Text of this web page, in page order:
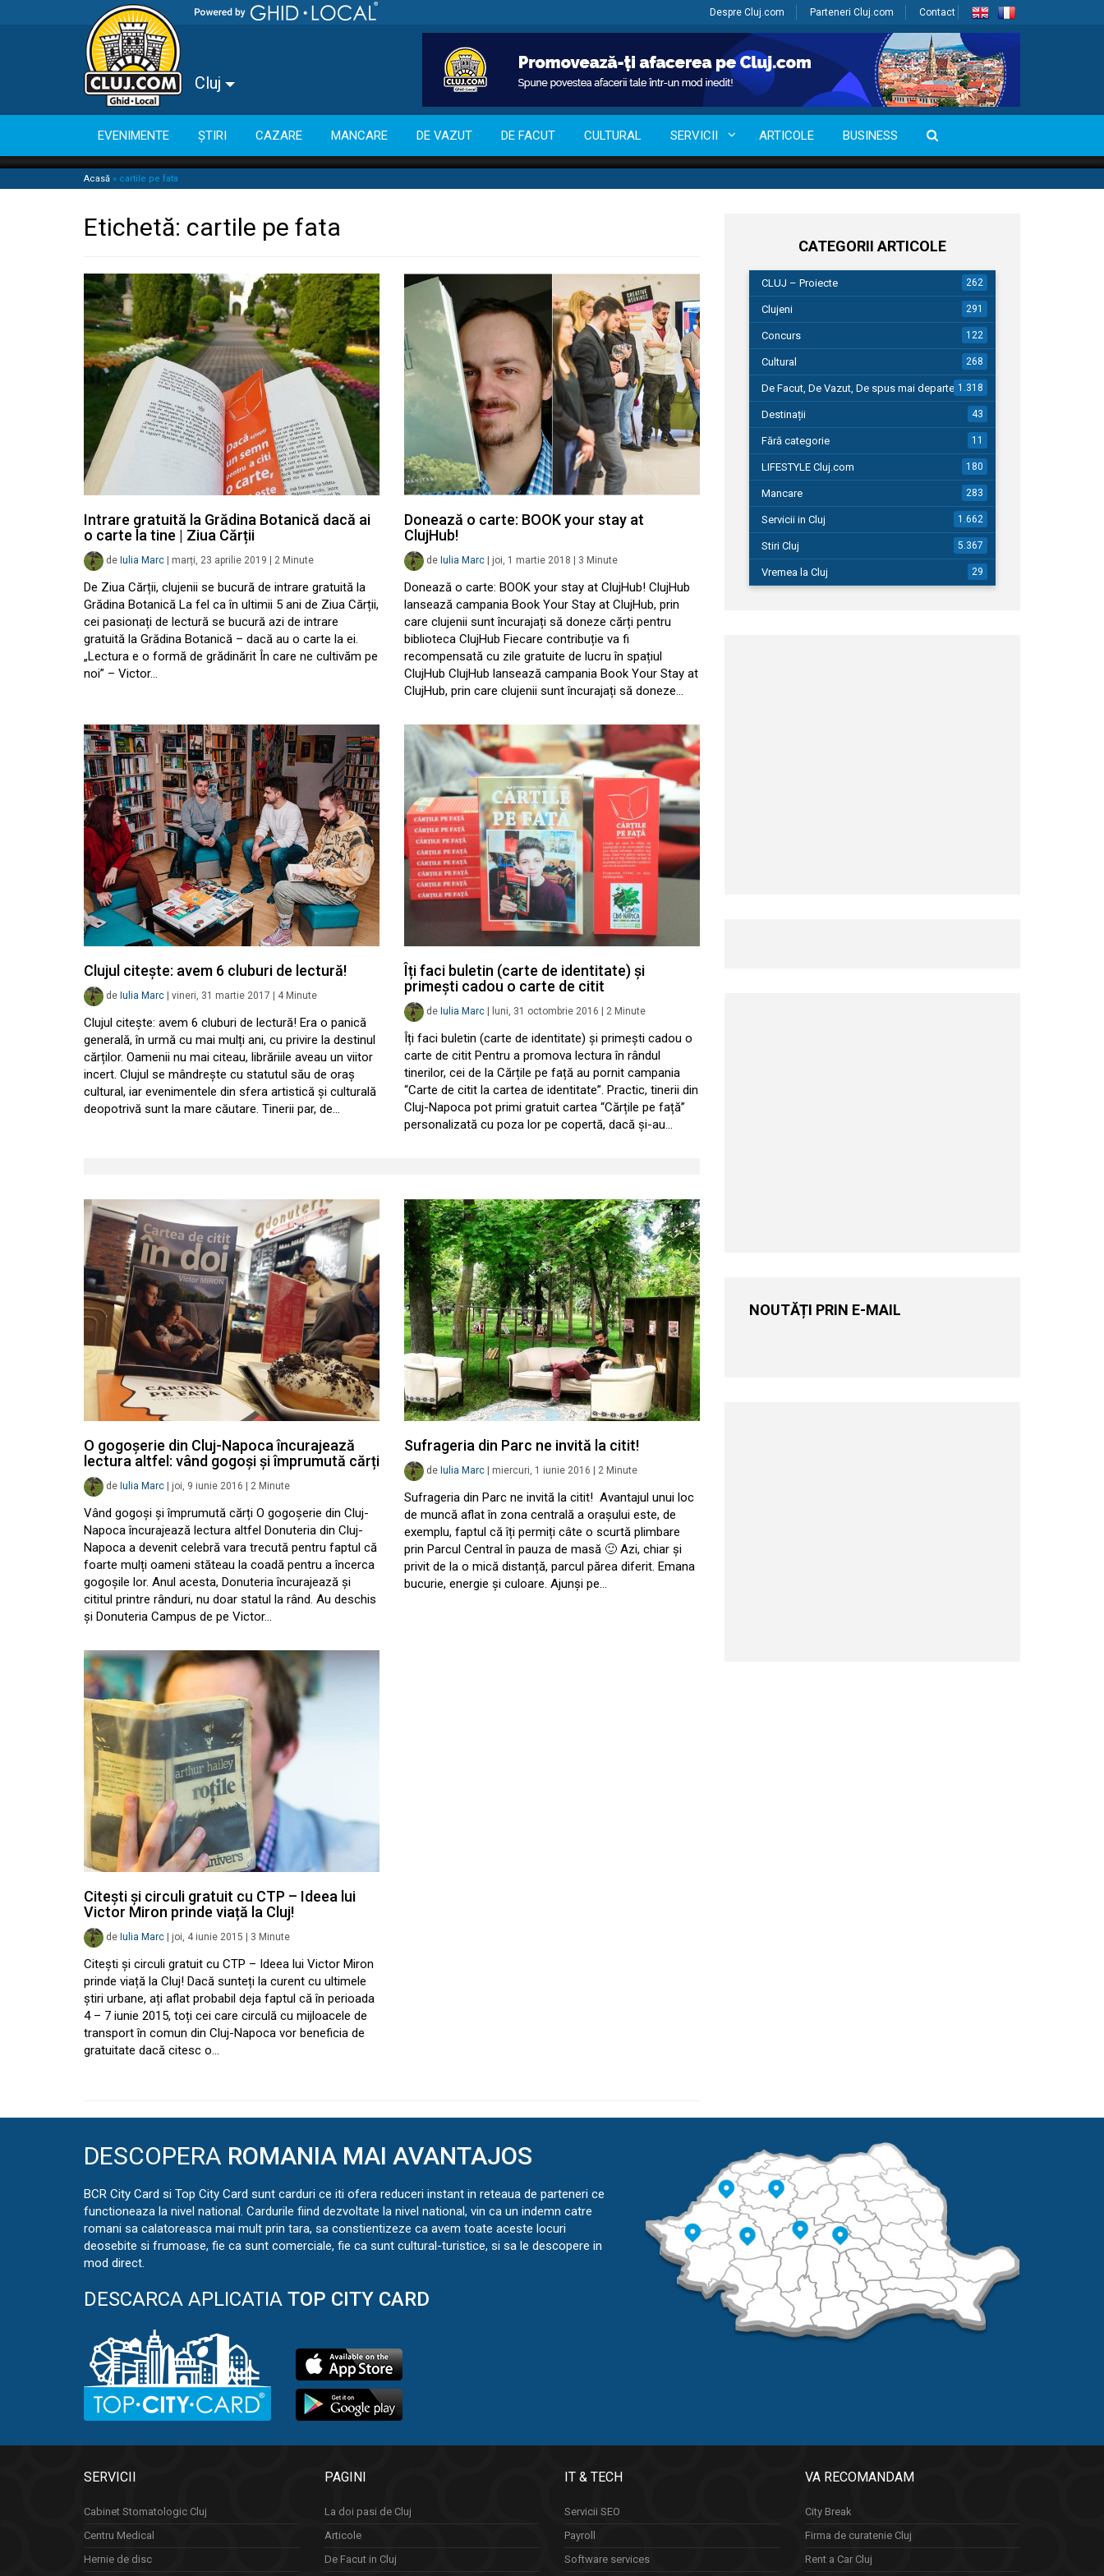
Despre Cluj.com Parteneri Cluj.com Contact
Cluj
EVENIMENTE ȘTIRI CAZARE MANCARE DE VAZUT DE FACUT CULTURAL SERVICII ARTICOLE BUSINESS
Acasă » cartile pe fata
Etichetă: cartile pe fata
Intrare gratuită la Grădina Botanică dacă ai
o carte la tine | Ziua Cărții
de Iulia Marc marți, 23 aprilie 2019 2 Minute
De Ziua Cărții, clujenii se bucură de intrare gratuită la
Grădina Botanică La fel ca în ultimii 5 ani de Ziua Cărții,
cei pasionați de lectură se bucură azi de intrare
gratuită la Grădina Botanică – dacă au o carte la ei.
„Lectura e o formă de grădinărit În care ne cultivăm pe
noi” – Victor…
Donează o carte: BOOK your stay at
ClujHub!
de Iulia Marc joi, 1 martie 2018 3 Minute
Donează o carte: BOOK your stay at ClujHub! ClujHub
lansează campania Book Your Stay at ClujHub, prin
care clujenii sunt încurajați să doneze cărți pentru
biblioteca ClujHub Fiecare contribuție va fi
recompensată cu zile gratuite de lucru în spațiul
ClujHub ClujHub lansează campania Book Your Stay at
ClujHub, prin care clujenii sunt încurajați să doneze…
Clujul citește: avem 6 cluburi de lectură!
de Iulia Marc vineri, 31 martie 2017 4 Minute
Clujul citește: avem 6 cluburi de lectură! Era o panică
generală, în urmă cu mai mulți ani, cu privire la destinul
cărților. Oamenii nu mai citeau, librăriile aveau un viitor
incert. Clujul se mândrește cu statutul său de oraș
cultural, iar evenimentele din sfera artistică și culturală
deopotrivă sunt la mare căutare. Tinerii par, de…
Îți faci buletin (carte de identitate) și
primești cadou o carte de citit
de Iulia Marc luni, 31 octombrie 2016 2 Minute
Îți faci buletin (carte de identitate) și primești cadou o
carte de citit Pentru a promova lectura în rândul
tinerilor, cei de la Cărțile pe față au pornit campania
“Carte de citit la cartea de identitate”. Practic, tinerii din
Cluj-Napoca pot primi gratuit cartea “Cărțile pe față”
personalizată cu poza lor pe copertă, dacă și-au…
O gogoșerie din Cluj-Napoca încurajează
lectura altfel: vând gogoși și împrumută cărți
de Iulia Marc joi, 9 iunie 2016 2 Minute
Vând gogoși și împrumută cărți O gogoșerie din Cluj-
Napoca încurajează lectura altfel Donuteria din Cluj-
Napoca a devenit celebră vara trecută pentru faptul că
foarte mulți oameni stăteau la coadă pentru a încerca
gogoșile lor. Anul acesta, Donuteria încurajează și
cititul printre rânduri, nu doar statul la rând. Au deschis
și Donuteria Campus de pe Victor…
Sufrageria din Parc ne invită la citit!
de Iulia Marc miercuri, 1 iunie 2016 2 Minute
Sufrageria din Parc ne invită la citit! Avantajul unui loc
de muncă aflat în zona centrală a orașului este, de
exemplu, faptul că îți permiți câte o scurtă plimbare
prin Parcul Central în pauza de masă 🙂 Azi, chiar și
privit de la o mică distanță, parcul părea diferit. Emana
bucurie, energie și culoare. Ajunși pe…
Citești și circuli gratuit cu CTP – Ideea lui
Victor Miron prinde viață la Cluj!
de Iulia Marc joi, 4 iunie 2015 3 Minute
Citești și circuli gratuit cu CTP – Ideea lui Victor Miron
prinde viață la Cluj! Dacă sunteți la curent cu ultimele
știri urbane, ați aflat probabil deja faptul că în perioada
4 – 7 iunie 2015, toți cei care circulă cu mijloacele de
transport în comun din Cluj-Napoca vor beneficia de
gratuitate dacă citesc o…
CATEGORII ARTICOLE
CLUJ – Proiecte 262
Clujeni 291
Concurs 122
Cultural 268
De Facut, De Vazut, De spus mai departe…1.318
Destinații 43
Fără categorie 11
LIFESTYLE Cluj.com 180
Mancare 283
Servicii in Cluj 1.662
Stiri Cluj 5.367
Vremea la Cluj 29
NOUTĂȚI PRIN E-MAIL
DESCOPERA ROMANIA MAI AVANTAJOS
BCR City Card si Top City Card sunt carduri ce iti ofera reduceri instant in reteaua de parteneri ce
functioneaza la nivel national. Cardurile fiind dezvoltate la nivel national, vin ca un indemn catre
romani sa calatoreasca mai mult prin tara, sa constientizeze ca avem toate aceste locuri
deosebite si frumoase, fie ca sunt comerciale, fie ca sunt cultural-turistice, si sa le descopere in
mod direct.
DESCARCA APLICATIA TOP CITY CARD
SERVICII
Cabinet Stomatologic Cluj
Centru Medical
Hernie de disc
PAGINI
La doi pasi de Cluj
Articole
De Facut in Cluj
IT & TECH
Servicii SEO
Payroll
Software services
VA RECOMANDAM
City Break
Firma de curatenie Cluj
Rent a Car Cluj